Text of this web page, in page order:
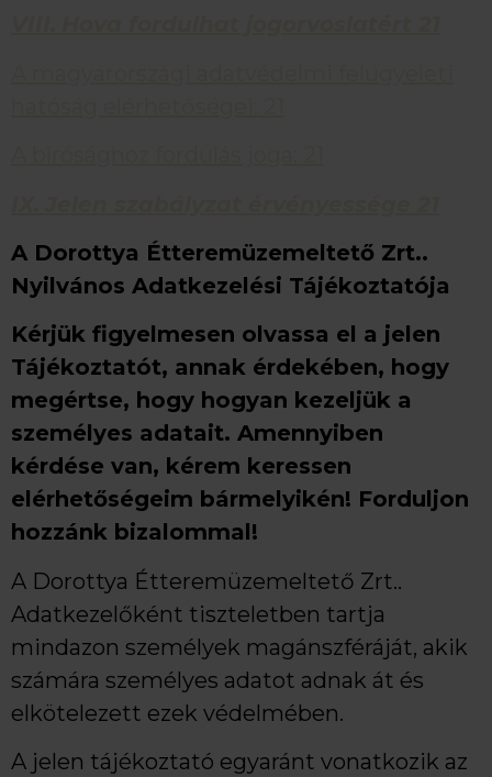
A Dorottya Étteremüzemeltető Zrt..
Nyilvános Adatkezelési Tájékoztatója
Kérjük figyelmesen olvassa el a jelen
Tájékoztatót, annak érdekében, hogy
megértse, hogy hogyan kezeljük a
személyes adatait. Amennyiben
kérdése van, kérem keressen
elérhetőségeim bármelyikén! Forduljon
hozzánk bizalommal!
A Dorottya Étteremüzemeltető Zrt..
Adatkezelőként tiszteletben tartja
mindazon személyek magánszféráját, akik
számára személyes adatot adnak át és
elkötelezett ezek védelmében.
A jelen tájékoztató egyaránt vonatkozik az